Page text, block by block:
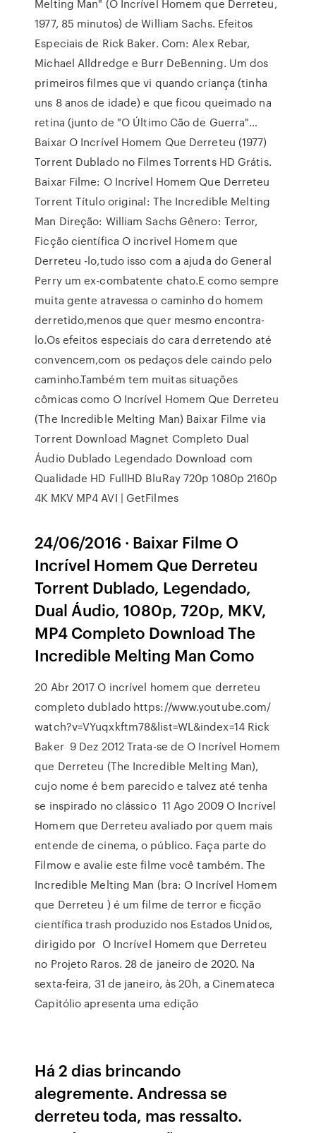
Melting Man" (O Incrível Homem que Derreteu,
1977, 85 minutos) de William Sachs. Efeitos
Especiais de Rick Baker. Com: Alex Rebar,
Michael Alldredge e Burr DeBenning. Um dos
primeiros filmes que vi quando criança (tinha
uns 8 anos de idade) e que ficou queimado na
retina (junto de "O Último Cão de Guerra"…
Baixar O Incrível Homem Que Derreteu (1977)
Torrent Dublado no Filmes Torrents HD Grátis.
Baixar Filme: O Incrível Homem Que Derreteu
Torrent Título original: The Incredible Melting
Man Direção: William Sachs Gênero: Terror,
Ficção científica O incrivel Homem que
Derreteu -lo,tudo isso com a ajuda do General
Perry um ex-combatente chato.E como sempre
muita gente atravessa o caminho do homem
derretido,menos que quer mesmo encontra-
lo.Os efeitos especiais do cara derretendo até
convencem,com os pedaços dele caindo pelo
caminho.Também tem muitas situações
cômicas como O Incrível Homem Que Derreteu
(The Incredible Melting Man) Baixar Filme via
Torrent Download Magnet Completo Dual
Áudio Dublado Legendado Download com
Qualidade HD FullHD BluRay 720p 1080p 2160p
4K MKV MP4 AVI | GetFilmes
24/06/2016 · Baixar Filme O
Incrível Homem Que Derreteu
Torrent Dublado, Legendado,
Dual Áudio, 1080p, 720p, MKV,
MP4 Completo Download The
Incredible Melting Man Como
20 Abr 2017 O incrível homem que derreteu
completo dublado https://www.youtube.com/
watch?v=VYuqxkftm78&list=WL&index=14 Rick
Baker 9 Dez 2012 Trata-se de O Incrível Homem
que Derreteu (The Incredible Melting Man),
cujo nome é bem parecido e talvez até tenha
se inspirado no clássico 11 Ago 2009 O Incrível
Homem que Derreteu avaliado por quem mais
entende de cinema, o público. Faça parte do
Filmow e avalie este filme você também. The
Incredible Melting Man (bra: O Incrível Homem
que Derreteu ) é um filme de terror e ficção
científica trash produzido nos Estados Unidos,
dirigido por O Incrível Homem que Derreteu
no Projeto Raros. 28 de janeiro de 2020. Na
sexta-feira, 31 de janeiro, às 20h, a Cinemateca
Capitólio apresenta uma edição
Há 2 dias brincando
alegremente. Andressa se
derreteu toda, mas ressalto.